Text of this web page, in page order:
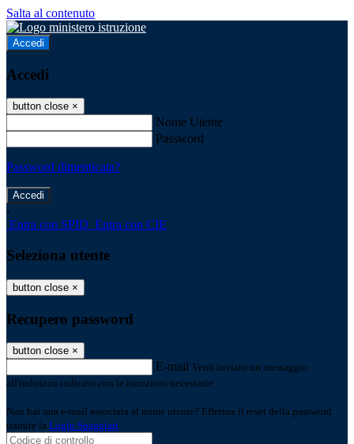
Salta al contenuto
Accedi
Accedi
button close ×
Nome Utente
Password
Password dimenticata?
-
Entra con SPID Entra con CIE
Seleziona utente
button close ×
Recupero password
button close ×
E-mail Verrà inviato un messaggio
all'indirizzo indicato con le istruzioni necessarie.
Non hai una e-mail associata al nome utente? Effettua il reset della password
tramite la Login Spaggiari